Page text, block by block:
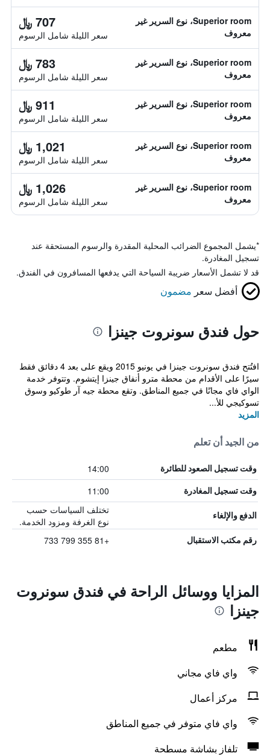
Superior room، نوع السرير غير
معروف
707 ﷼
سعر الليلة شامل الرسوم
Superior room، نوع السرير غير
معروف
783 ﷼
سعر الليلة شامل الرسوم
Superior room، نوع السرير غير
معروف
911 ﷼
سعر الليلة شامل الرسوم
Superior room، نوع السرير غير
معروف
1,021 ﷼
سعر الليلة شامل الرسوم
Superior room، نوع السرير غير
معروف
1,026 ﷼
سعر الليلة شامل الرسوم
*يشمل المجموع الضرائب المحلية المقدرة والرسوم المستحقة عند
تسجيل المغادرة.
قد لا تشمل الأسعار ضريبة السياحة التي يدفعها المسافرون في الفندق.
أفضل سعر مضمون
حول فندق سونروت جينزا
افتُتح فندق سونروت جينزا في يونيو 2015 ويقع على بعد 4 دقائق فقط
سيرًا على الأقدام من محطة مترو أنفاق جينزا إيتشوم. وتتوفر خدمة
الواي فاي مجانًا في جميع المناطق. وتقع محطة جيه آر طوكيو وسوق
تسوكيجي للأ...
المزيد
من الجيد أن تعلم
وقت تسجيل الصعود للطائرة 14:00
وقت تسجيل المغادرة 11:00
الدفع والإلغاء
تختلف السياسات حسب
نوع الغرفة ومزود الخدمة.
رقم مكتب الاستقبال +81 355 799 733
المزايا ووسائل الراحة في فندق سونروت
جينزا
مطعم
واي فاي مجاني
مركز أعمال
واي فاي متوفر في جميع المناطق
تلفاز بشاشة مسطحة